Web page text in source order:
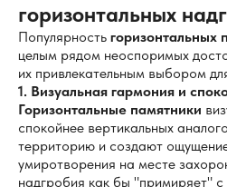
горизонтальных
Популярность горизонтальных
целым рядом неоспоримых
их привлекательным выбором
1. Визуальная гармония и
Горизонтальные памятники
спокойнее вертикальных
территорию и создают
умиротворения на месте
надгробия как бы "примиряет" с